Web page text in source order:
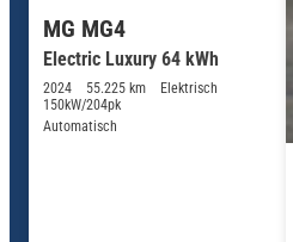
MG MG4
Electric Luxury 64 kWh
2024 55.225 km
Elektrisch
150kW/204pk
Automatisch